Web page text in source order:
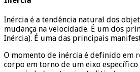
Inércia é a tendência natural dos
mudança na velocidade. É um dos
Inércia). É uma das principais
O momento de inércia é definido em
corpo em torno de um eixo